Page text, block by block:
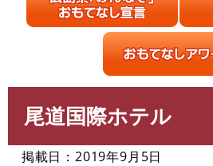
尾道国際ホテル
掲載日：2019年9月5日